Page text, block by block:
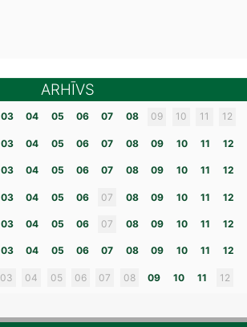
ARHĪVS
03 04 05 06 07 08 09 10 11 12
03 04 05 06 07 08 09 10 11 12
03 04 05 06 07 08 09 10 11 12
03 04 05 06 07 08 09 10 11 12
03 04 05 06 07 08 09 10 11 12
03 04 05 06 07 08 09 10 11 12
03 04 05 06 07 08 09 10 11 12